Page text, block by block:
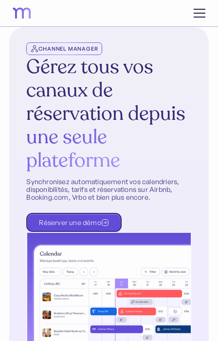
CHANNEL MANAGER
Gérez tous vos
canaux de
réservation depuis
une seule
plateforme
Synchronisez automatiquement vos calendriers,
disponibilités, tarifs et réservations sur Airbnb,
Booking.com, Vrbo et bien plus encore.
Réserver une démo